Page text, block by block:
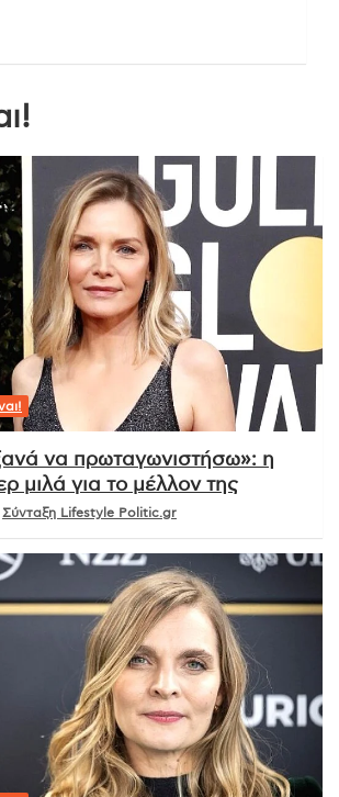
να πρωταγωνιστήσω»: η
μιλά για το μέλλον της
Σύνταξη Lifestyle Politic.gr